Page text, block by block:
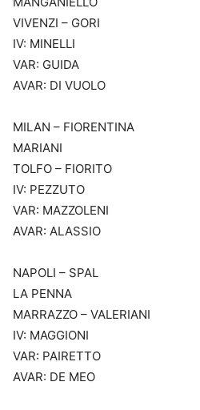
VIVENZI – GORI
IV: MINELLI
VAR: GUIDA
AVAR: DI VUOLO
MILAN – FIORENTINA
MARIANI
TOLFO – FIORITO
IV: PEZZUTO
VAR: MAZZOLENI
AVAR: ALASSIO
NAPOLI – SPAL
LA PENNA
MARRAZZO – VALERIANI
IV: MAGGIONI
VAR: PAIRETTO
AVAR: DE MEO